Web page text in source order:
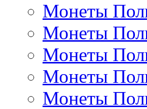
Монеты
Монеты
Монеты
Монеты
Монеты